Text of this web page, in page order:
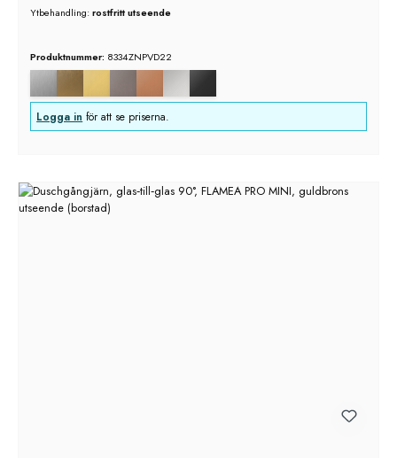
Ytbehandling:rostfritt utseende
Produktnummer: 8334ZNPVD22
Logga in för att se priserna.